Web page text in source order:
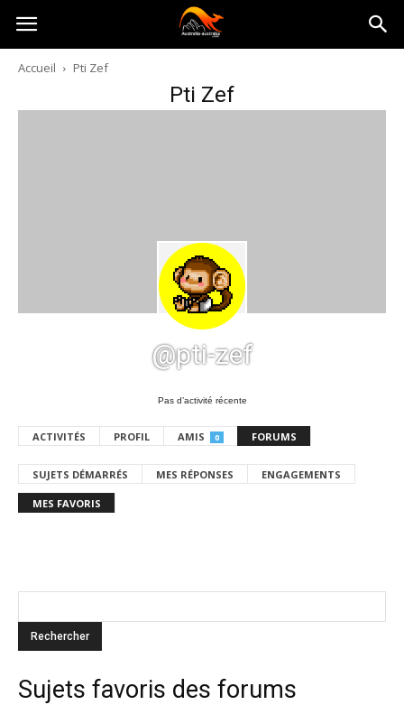
Australia-
australie.com
Accueil Pti Zef
Pti Zef
@pti-zef
Pas d’activité récente
ACTIVITÉS PROFIL AMIS 0 FORUMS
SUJETS DÉMARRÉS MES RÉPONSES ENGAGEMENTS
MES FAVORIS
Sujets favoris des forums